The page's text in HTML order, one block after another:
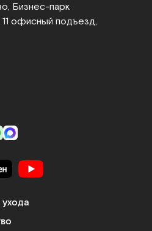
Бизнес‑парк
11 офисный подъезд,